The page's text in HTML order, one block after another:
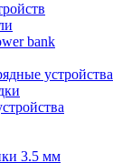
bank
устройства
3.5 мм